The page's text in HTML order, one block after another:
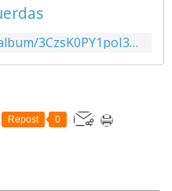
https://open.spotify.com/album/3CzsK0PY1poI336FqivfgK?si=rIy8pJ_8Q-SWwJo-kVyCbg&utm_source=copy-link&dl_branch=1
Repost 0